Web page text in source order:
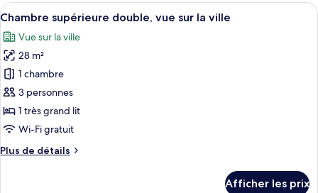
Room
With
Partial
Sea
View
With
Sea
View
Afficher
toutes
les
photos
pour
ce
type
de
chambre :
Chambre
Chambre supérieure double, vue sur
6
Chambre supérieure double, vue sur la ville
Vue sur la ville
28 m²
1 chambre
3 personnes
1 très grand lit
Wi-Fi gratuit
Plus de détails
Plus
Afficher les prix